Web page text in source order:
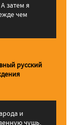
затем я
чем
русский
и
чушь,